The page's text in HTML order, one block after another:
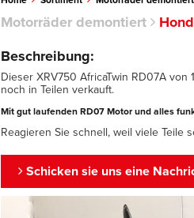
Motorräder demontiert
Beschreibung:
Dieser XRV750 AfricaTwin RD07A
noch in Teilen verkauft.
Mit gut laufenden RD07 Motor und alles
Reagieren Sie schnell, weil viele Teile
Schicken sie uns eine